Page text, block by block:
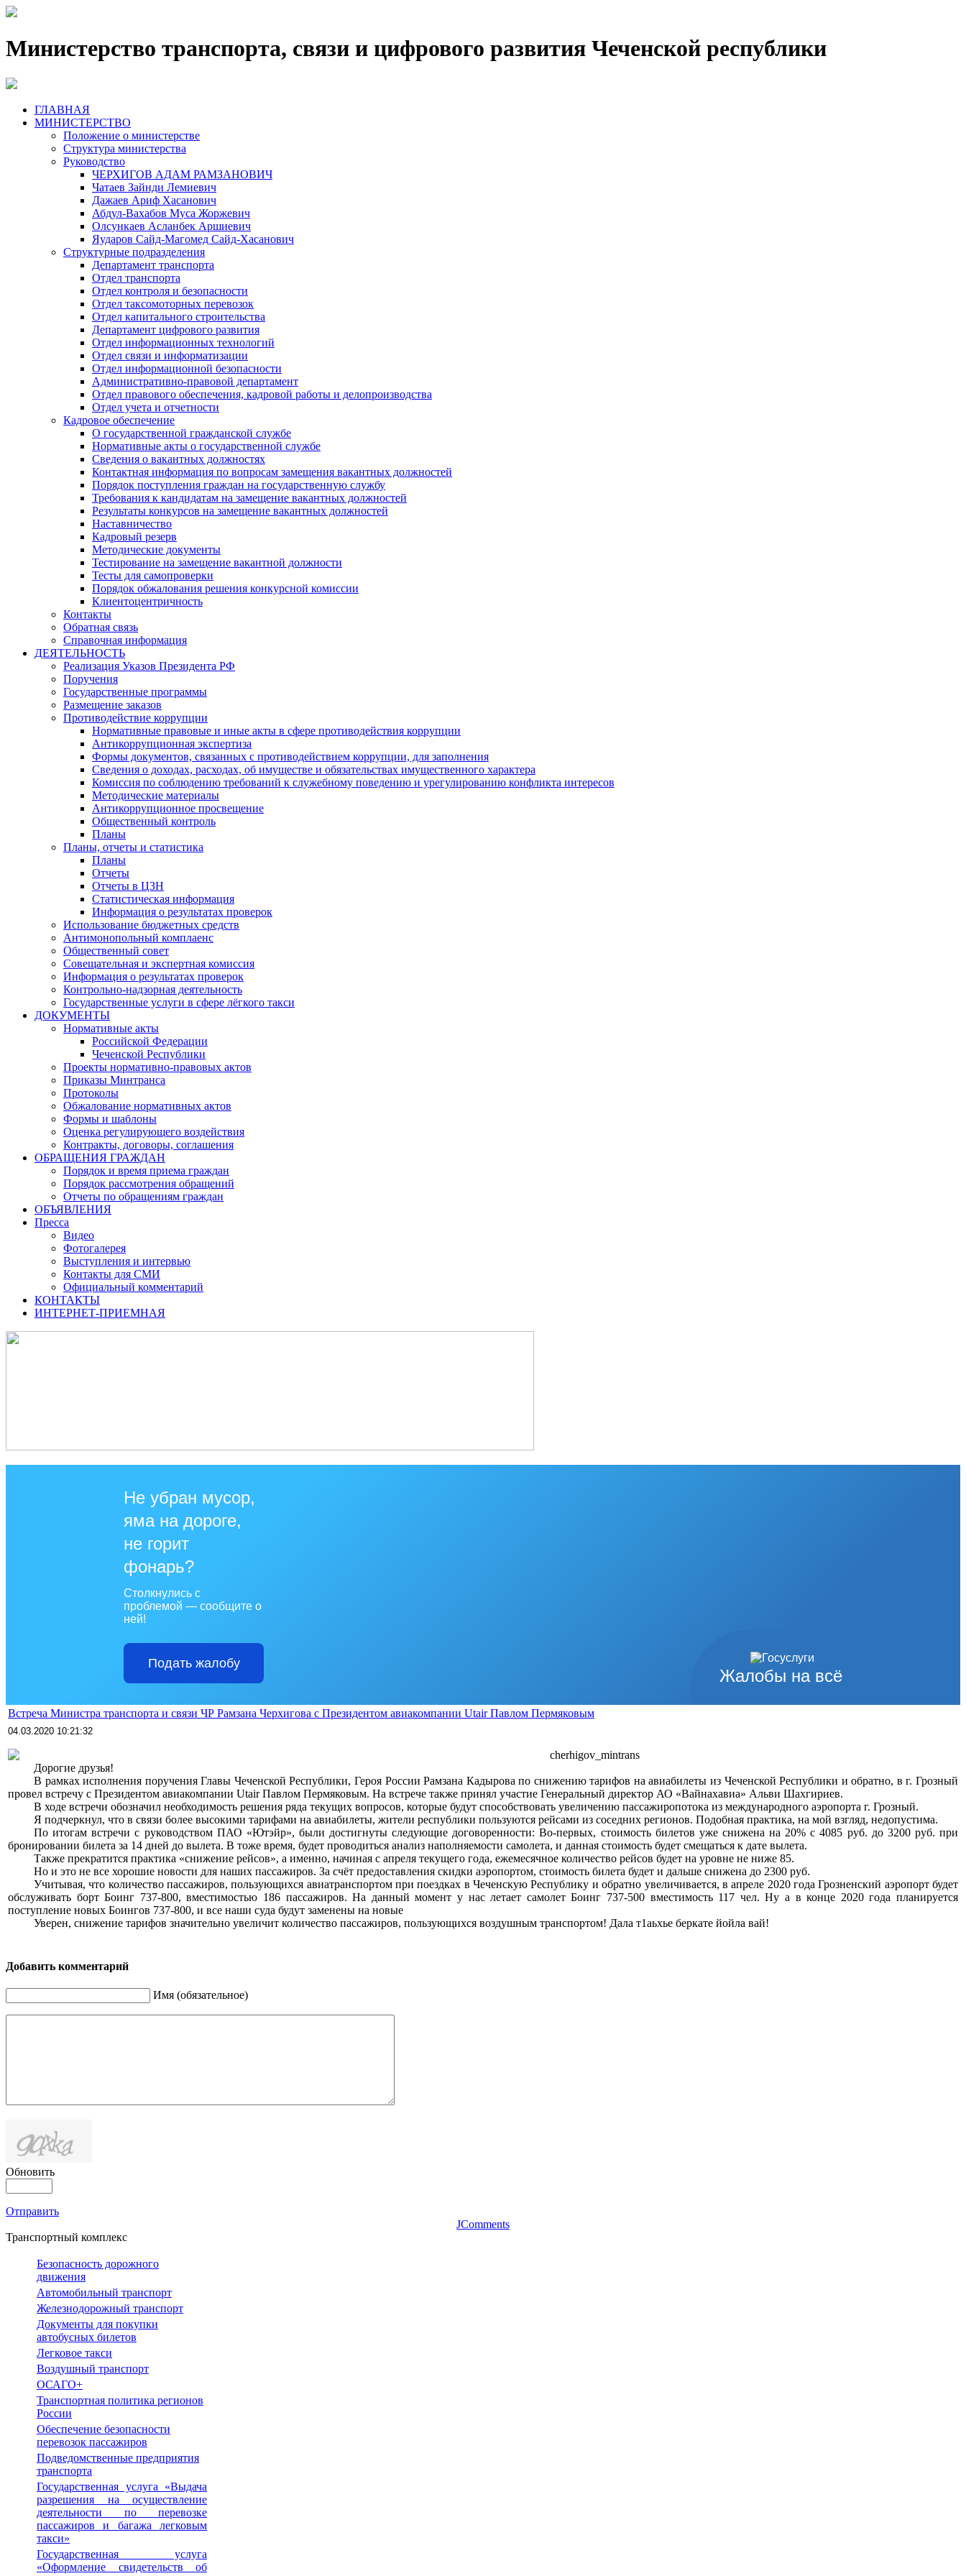
Министерство транспорта, связи и цифрового развития Чеченской республики
ГЛАВНАЯ
МИНИСТЕРСТВО
Положение о министерстве
Структура министерства
Руководство
ЧЕРХИГОВ АДАМ РАМЗАНОВИЧ
Чатаев Зайнди Лемиевич
Дажаев Ариф Хасанович
Абдул-Вахабов Муса Жоржевич
Олсункаев Асланбек Аршиевич
Яударов Сайд-Магомед Сайд-Хасанович
Структурные подразделения
Департамент транспорта
Отдел транспорта
Отдел контроля и безопасности
Отдел таксомоторных перевозок
Отдел капитального строительства
Департамент цифрового развития
Отдел информационных технологий
Отдел связи и информатизации
Отдел информационной безопасности
Административно-правовой департамент
Отдел правового обеспечения, кадровой работы и делопроизводства
Отдел учета и отчетности
Кадровое обеспечение
О государственной гражданской службе
Нормативные акты о государственной службе
Сведения о вакантных должностях
Контактная информация по вопросам замещения вакантных должностей
Порядок поступления граждан на государственную службу
Требования к кандидатам на замещение вакантных должностей
Результаты конкурсов на замещение вакантных должностей
Наставничество
Кадровый резерв
Методические документы
Тестирование на замещение вакантной должности
Тесты для самопроверки
Порядок обжалования решения конкурсной комиссии
Клиентоцентричность
Контакты
Обратная связь
Справочная информация
ДЕЯТЕЛЬНОСТЬ
Реализация Указов Президента РФ
Поручения
Государственные программы
Размещение заказов
Противодействие коррупции
Нормативные правовые и иные акты в сфере противодействия коррупции
Антикоррупционная экспертиза
Формы документов, связанных с противодействием коррупции, для заполнения
Сведения о доходах, расходах, об имуществе и обязательствах имущественного характера
Комиссия по соблюдению требований к служебному поведению и урегулированию конфликта интересов
Методические материалы
Антикоррупционное просвещение
Общественный контроль
Планы
Планы, отчеты и статистика
Планы
Отчеты
Отчеты в ЦЗН
Статистическая информация
Информация о результатах проверок
Использование бюджетных средств
Антимонопольный комплаенс
Общественный совет
Совещательная и экспертная комиссия
Информация о результатах проверок
Контрольно-надзорная деятельность
Государственные услуги в сфере лёгкого такси
ДОКУМЕНТЫ
Нормативные акты
Российской Федерации
Чеченской Республики
Проекты нормативно-правовых актов
Приказы Минтранса
Протоколы
Обжалование нормативных актов
Формы и шаблоны
Оценка регулирующего воздействия
Контракты, договоры, соглашения
ОБРАЩЕНИЯ ГРАЖДАН
Порядок и время приема граждан
Порядок рассмотрения обращений
Отчеты по обращениям граждан
ОБЪЯВЛЕНИЯ
Пресса
Видео
Фотогалерея
Выступления и интервью
Контакты для СМИ
Официальный комментарий
КОНТАКТЫ
ИНТЕРНЕТ-ПРИЕМНАЯ
Жалобы на всё
Не убран мусор,
яма на дороге,
не горит
фонарь?
Столкнулись с
проблемой — сообщите о
ней!
Подать жалобу
Встреча Министра транспорта и связи ЧР Рамзана Черхигова с Президентом авиакомпании Utair Павлом Пермяковым
04.03.2020 10:21:32
cherhigov_mintrans
Дорогие друзья!
В рамках исполнения поручения Главы Чеченской Республики, Героя России Рамзана Кадырова по снижению тарифов на авиабилеты из Чеченской Республики и обратно, в г. Грозный
провел встречу с Президентом авиакомпании Utair Павлом Пермяковым. На встрече также принял участие Генеральный директор АО «Вайнахавиа» Альви Шахгириев.
В ходе встречи обозначил необходимость решения ряда текущих вопросов, которые будут способствовать увеличению пассажиропотока из международного аэропорта г. Грозный.
Я подчеркнул, что в связи более высокими тарифами на авиабилеты, жители республики пользуются рейсами из соседних регионов. Подобная практика, на мой взгляд, недопустима.
По итогам встречи с руководством ПАО «Ютэйр», были достигнуты следующие договоренности: Во-первых, стоимость билетов уже снижена на 20% с 4085 руб. до 3200 руб. при
бронировании билета за 14 дней до вылета. В тоже время, будет проводиться анализ наполняемости самолета, и данная стоимость будет смещаться к дате вылета.
Также прекратится практика «снижение рейсов», а именно, начиная с апреля текущего года, ежемесячное количество рейсов будет на уровне не ниже 85.
Но и это не все хорошие новости для наших пассажиров. За счёт предоставления скидки аэропортом, стоимость билета будет и дальше снижена до 2300 руб.
Учитывая, что количество пассажиров, пользующихся авиатранспортом при поездках в Чеченскую Республику и обратно увеличивается, в апреле 2020 года Грозненский аэропорт будет
обслуживать борт Боинг 737-800, вместимостью 186 пассажиров. На данный момент у нас летает самолет Боинг 737-500 вместимость 117 чел. Ну а в конце 2020 года планируется
поступление новых Боингов 737-800, и все наши суда будут заменены на новые
Уверен, снижение тарифов значительно увеличит количество пассажиров, пользующихся воздушным транспортом! Дала т1аьхье беркате йойла вай!
Добавить комментарий
Имя (обязательное)
Обновить
Отправить
JComments
Транспортный комплекс
Безопасность дорожного
движения
Автомобильный транспорт
Железнодорожный транспорт
Документы для покупки
автобусных билетов
Легковое такси
Воздушный транспорт
ОСАГО+
Транспортная политика регионов
России
Обеспечение безопасности
перевозок пассажиров
Подведомственные предприятия
транспорта
Государственная услуга «Выдача
разрешения на осуществление
деятельности по перевозке
пассажиров и багажа легковым
такси»
Государственная услуга
«Оформление свидетельств об